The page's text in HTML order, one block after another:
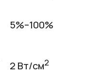
5%–100%
2 Вт/см2